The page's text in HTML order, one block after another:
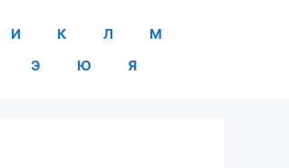
И К Л
М
Э Ю Я